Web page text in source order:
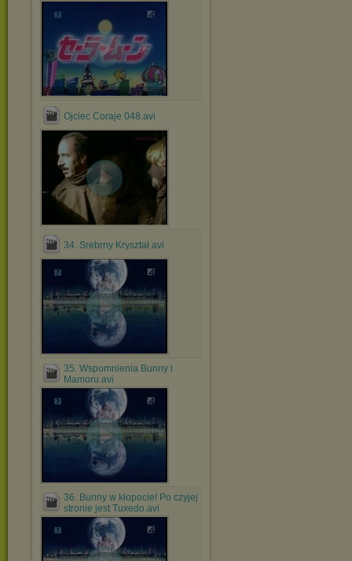
.
Ojciec Coraje 048.avi
34. Srebrny Kryształ.avi
35. Wspomnienia Bunny i
Mamoru.avi
36. Bunny w kłopocie! Po czyjej
stronie jest Tuxedo.avi